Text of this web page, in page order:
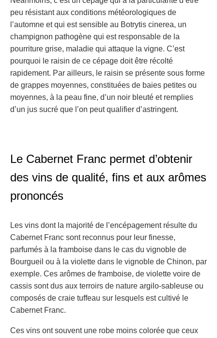
peu résistant aux conditions météorologiques de
l’automne et qui est sensible au Botrytis cinerea, un
champignon pathogène qui est responsable de la
pourriture grise, maladie qui attaque la vigne. C’est
pourquoi le raisin de ce cépage doit être récolté
rapidement. Par ailleurs, le raisin se présente sous forme
de grappes moyennes, constituées de baies petites ou
moyennes, à la peau fine, d’un noir bleuté et remplies
d’un jus sucré que l’on peut qualifier d’astringent.
Le Cabernet Franc permet d’obtenir
des vins de qualité, fins et aux arômes
prononcés
Les vins dont la majorité de l’encépagement résulte du
Cabernet Franc sont reconnus pour leur finesse,
parfumés à la framboise dans le cas du vignoble de
Bourgueil ou à la violette dans le vignoble de Chinon, par
exemple. Ces arômes de framboise, de violette voire de
cassis sont dus aux terroirs de nature argilo-sableuse ou
composés de craie tuffeau sur lesquels est cultivé le
Cabernet Franc.
Ces vins ont souvent une robe moins colorée que ceux